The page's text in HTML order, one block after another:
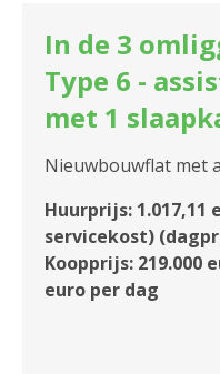
In de 3
Type 6 -
met 1
Nieuwbouwflat met
Huurprijs: 1.017,11
servicekost)
Koopprijs: 219.000
euro per dag